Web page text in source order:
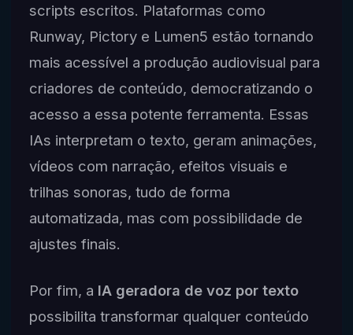
scripts escritos. Plataformas como
Runway, Pictory e Lumen5 estão tornando
mais acessível a produção audiovisual para
criadores de conteúdo, democratizando o
acesso a essa potente ferramenta. Essas
IAs interpretam o texto, geram animações,
vídeos com narração, efeitos visuais e
trilhas sonoras, tudo de forma
automatizada, mas com possibilidade de
ajustes finais.
Por fim, a IA geradora de voz por texto
possibilita transformar qualquer conteúdo